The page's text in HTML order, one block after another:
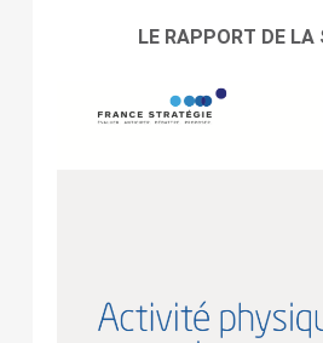
LE RAPPORT DE LA